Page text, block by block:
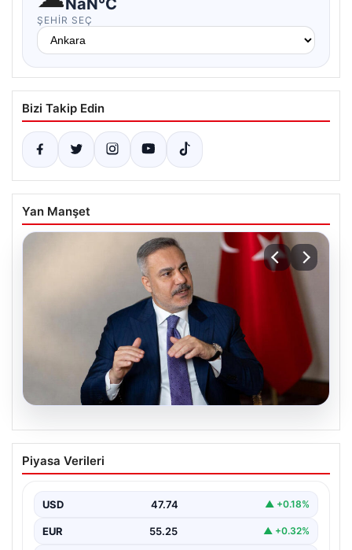
NaN°C
ŞEHIR SEÇ
Bizi Takip Edin
Yan Manşet
Dışişleri Bakanı Hakan Fidan’dan Mekke
Ortak Savunma Anlaşması Açıklaması:
Dışişleri Bakanı Hakan Fidan, Mekke Ortak Savunma
bulundu. Bakan Fidan,…
Piyasa Verileri
USD 47.74 ▲ +0.18%
EUR 55.25 ▲ +0.32%